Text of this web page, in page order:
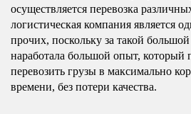
осуществляется перевозка
логистическая компания является
прочих, поскольку за такой
наработала большой опыт, который
перевозить грузы в максимально
времени, без потери качества.